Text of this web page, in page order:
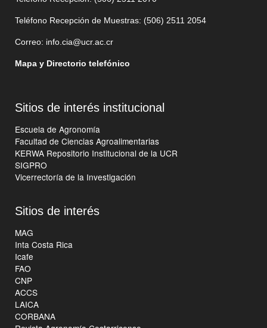
Teléfono Recepción de Muestras: (506) 2511 2054
Correo: info.cia@ucr.ac.cr
Mapa y Directorio telefónico
Sitios de interés institucional
Escuela de Agronomía
Facultad de Ciencias Agroalimentarias
KERWA Repositorio Institucional de la UCR
SIGPRO
Vicerrectoría de la Investigación
Sitios de interés
MAG
Inta Costa Rica
Icafe
FAO
CNP
ACCS
LAICA
CORBANA